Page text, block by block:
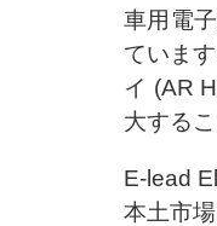
車用電
ていま
イ (AR
大する
E-lead
本土市